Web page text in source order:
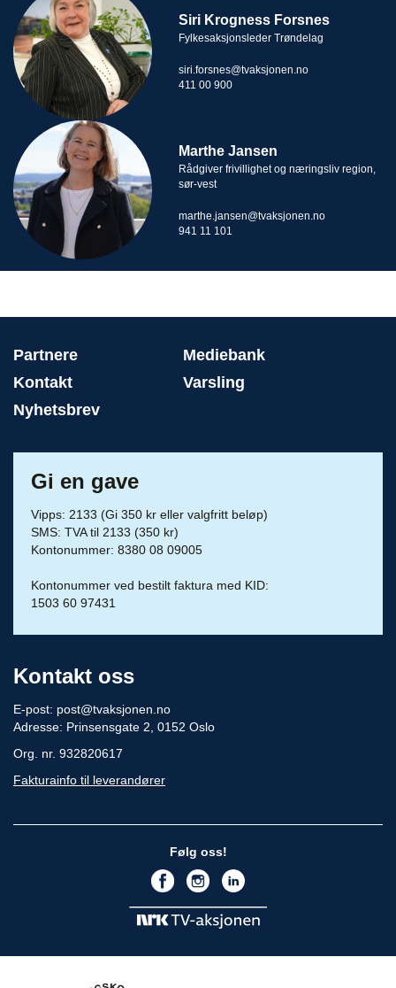
Siri Krogness Forsnes
Fylkesaksjonsleder Trøndelag
siri.forsnes@tvaksjonen.no
411 00 900
Marthe Jansen
Rådgiver frivillighet og næringsliv region,
sør-vest
marthe.jansen@tvaksjonen.no
941 11 101
Partnere
Mediebank
Kontakt
Varsling
Nyhetsbrev
Gi en gave
Vipps: 2133 (Gi 350 kr eller valgfritt beløp)
SMS: TVA til 2133 (350 kr)
Kontonummer: 8380 08 09005
Kontonummer ved bestilt faktura med KID:
1503 60 97431
Kontakt oss
E-post: post@tvaksjonen.no
Adresse: Prinsensgate 2, 0152 Oslo
Org. nr. 932820617
Fakturainfo til leverandører
Følg oss!